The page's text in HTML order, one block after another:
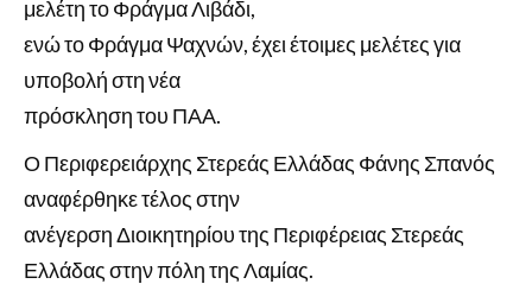
μελέτη το Φράγμα Λιβάδι,
ενώ το Φράγμα Ψαχνών, έχει έτοιμες μελέτες για
υποβολή στη νέα
πρόσκληση του ΠΑΑ.
Ο Περιφερειάρχης Στερεάς Ελλάδας Φάνης Σπανός
αναφέρθηκε τέλος στην
ανέγερση Διοικητηρίου της Περιφέρειας Στερεάς
Ελλάδας στην πόλη της Λαμίας.